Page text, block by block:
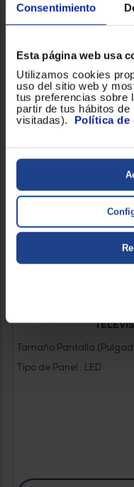
Consentimiento
Esta página web usa
Utilizamos cookies
uso del sitio web y
tus preferencias sobre
partir de tus hábitos de
visitadas). Política de
Tamaño Pantalla
Tipo de Panel : LED